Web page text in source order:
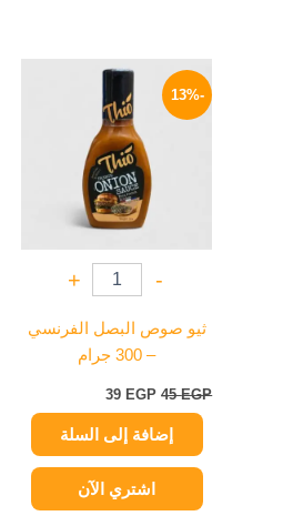
-13%
-
+
ثيو صوص البصل الفرنسي
– 300 جرام
45EGP
السعر
الأصلي
39 EGP
السعر
هو:
39 EGP.
إضافة إلى السلة
اشتري الآن